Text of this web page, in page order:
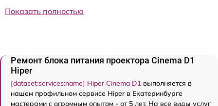
Показать полностью
Ремонт блока питания проектора Cinema D1
Hiper
[dataset:services:name] Hiper Cinema D1 выполняется в
нашем профильном сервисе Hiper в Екатеринбурге
мастерами с огромным опытом - от 5 лет. На все виды услуг